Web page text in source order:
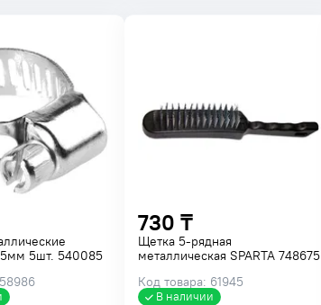
5шт. 540085
730 ₸
Щетка 5-рядная
металлическая SPARTA 748675
Код товара: 61945
В наличии